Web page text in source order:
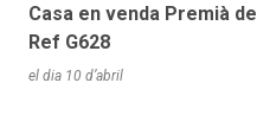
Casa en venda Premià
Ref G628
el dia 10 d’abril